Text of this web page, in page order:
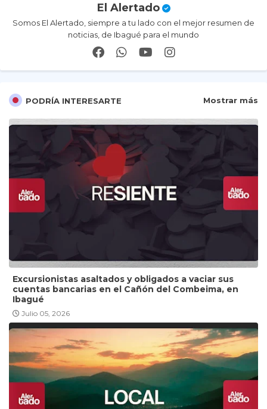
El Alertado
Somos El Alertado, siempre a tu lado con el mejor resumen de
noticias, de Ibagué para el mundo
PODRÍA INTERESARTE Mostrar más
Excursionistas asaltados y obligados a vaciar sus
cuentas bancarias en el Cañón del Combeima, en
Ibagué
Julio 05, 2026